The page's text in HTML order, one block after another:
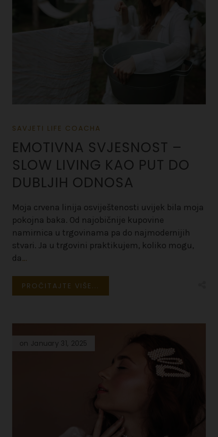
SAVJETI LIFE COACHA
EMOTIVNA SVJESNOST –
SLOW LIVING KAO PUT DO
DUBLJIH ODNOSA
Moja crvena linija osviještenosti uvijek bila moja
pokojna baka. Od najobičnije kupovine
namirnica u trgovinama pa do najmodernijih
stvari. Ja u trgovini praktikujem, koliko mogu,
da…
PROČITAJTE VIŠE...
on January 31, 2025